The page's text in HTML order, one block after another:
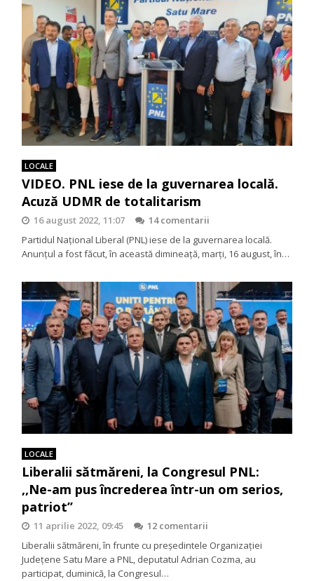
LOCALE
VIDEO. PNL iese de la guvernarea locală.
Acuză UDMR de totalitarism
16 august 2022, 11:07
14 comentarii
Partidul Național Liberal (PNL) iese de la guvernarea locală.
Anunțul a fost făcut, în această dimineață, marți, 16 august, în…
LOCALE
Liberalii sătmăreni, la Congresul PNL:
,,Ne-am pus încrederea într-un om serios,
patriot’’
11 aprilie 2022, 09:45
12 comentarii
Liberalii sătmăreni, în frunte cu președintele Organizației
Județene Satu Mare a PNL, deputatul Adrian Cozma, au
participat, duminică, la Congresul…